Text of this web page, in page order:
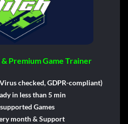
& Premium Game Trainer
checked, GDPR-compliant)
in less than 5 min
Games
month & Support